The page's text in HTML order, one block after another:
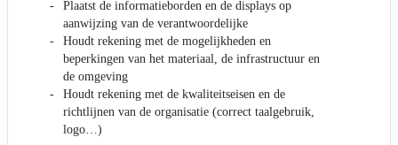
Plaatst de informatieborden en de displays op
aanwijzing van de verantwoordelijke
Houdt rekening met de mogelijkheden en
beperkingen van het materiaal, de infrastructuur en
de omgeving
Houdt rekening met de kwaliteitseisen en de
richtlijnen van de organisatie (correct taalgebruik,
logo…)